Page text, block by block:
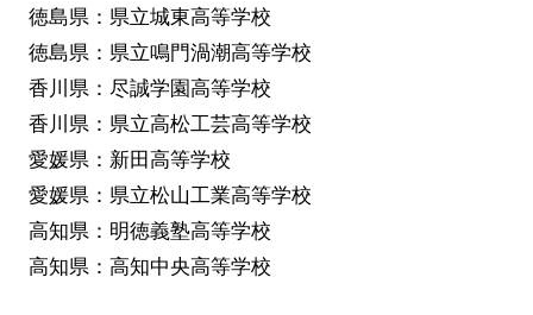
徳島県：県立城東高等学校
徳島県：県立鳴門渦潮高等学校
香川県：尽誠学園高等学校
香川県：県立高松工芸高等学校
愛媛県：新田高等学校
愛媛県：県立松山工業高等学校
高知県：明徳義塾高等学校
高知県：高知中央高等学校